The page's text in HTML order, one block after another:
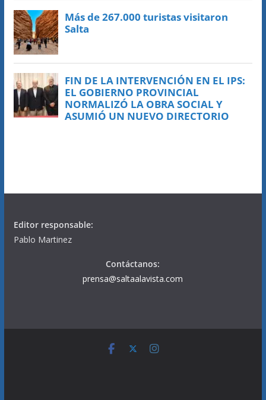
Editor responsable:
Pablo Martinez
Contáctanos:
prensa@saltaalavista.com